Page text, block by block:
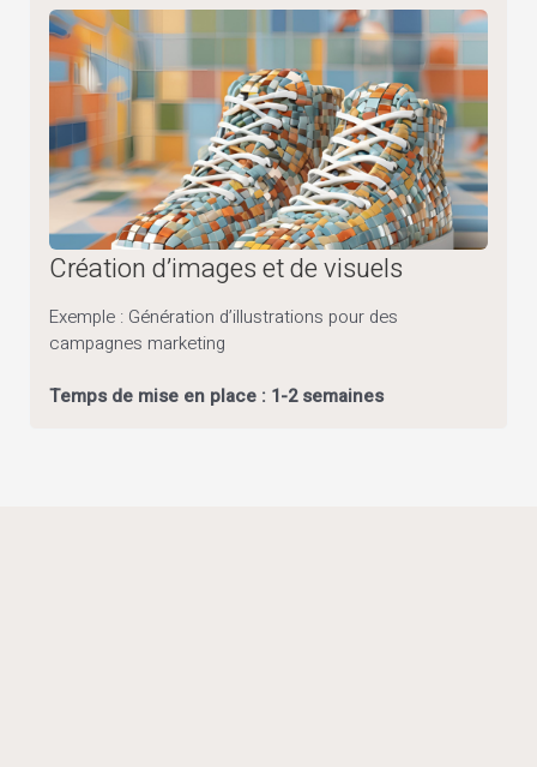
Création d’images et de visuels
Exemple : Génération d’illustrations pour des
campagnes marketing
Temps de mise en place : 1-2 semaines